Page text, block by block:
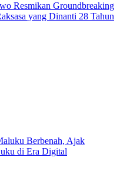
Resmikan Groundbreaking
yang Dinanti 28 Tahun
Berbenah, Ajak
di Era Digital